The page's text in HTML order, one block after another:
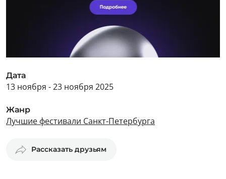
Дата
13 ноября - 23 ноября 2025
Жанр
Лучшие фестивали Санкт-Петербурга
Рассказать друзьям